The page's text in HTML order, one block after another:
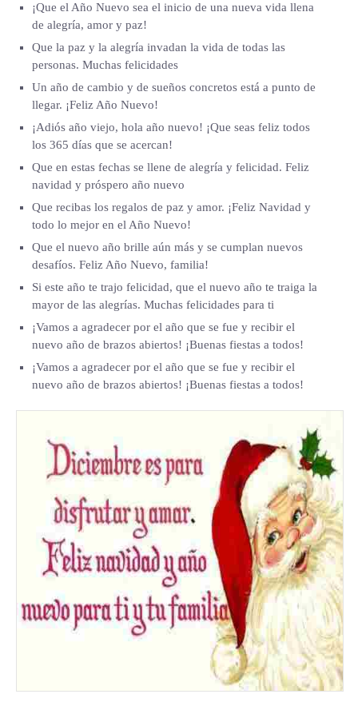
¡Que el Año Nuevo sea el inicio de una nueva vida llena
de alegría, amor y paz!
Que la paz y la alegría invadan la vida de todas las
personas. Muchas felicidades
Un año de cambio y de sueños concretos está a punto de
llegar. ¡Feliz Año Nuevo!
¡Adiós año viejo, hola año nuevo! ¡Que seas feliz todos
los 365 días que se acercan!
Que en estas fechas se llene de alegría y felicidad. Feliz
navidad y próspero año nuevo
Que recibas los regalos de paz y amor. ¡Feliz Navidad y
todo lo mejor en el Año Nuevo!
Que el nuevo año brille aún más y se cumplan nuevos
desafíos. Feliz Año Nuevo, familia!
Si este año te trajo felicidad, que el nuevo año te traiga la
mayor de las alegrías. Muchas felicidades para ti
¡Vamos a agradecer por el año que se fue y recibir el
nuevo año de brazos abiertos! ¡Buenas fiestas a todos!
¡Vamos a agradecer por el año que se fue y recibir el
nuevo año de brazos abiertos! ¡Buenas fiestas a todos!